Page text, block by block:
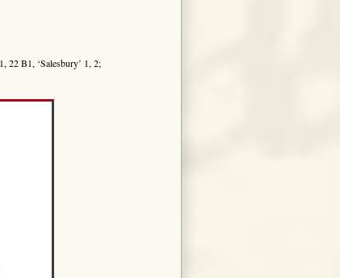
22 B1, ‘Salesbury’ 1, 2;